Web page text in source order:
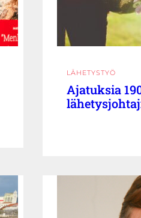
LÄHETYSTYÖ
Ajatuksia